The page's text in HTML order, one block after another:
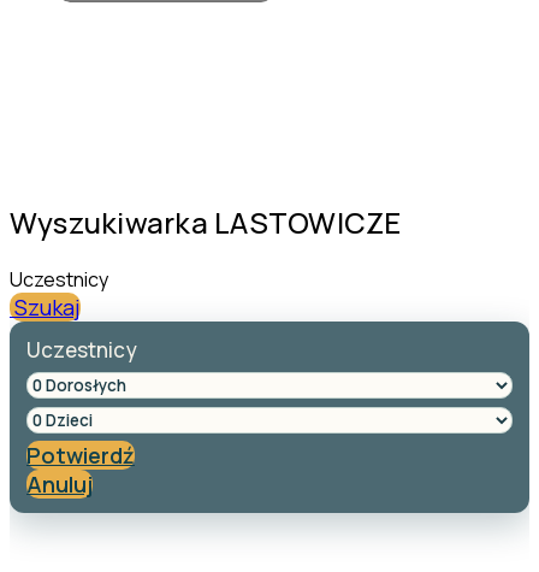
Wyszukiwarka LASTOWICZE
Uczestnicy
Szukaj
Uczestnicy
Potwierdź
Anuluj